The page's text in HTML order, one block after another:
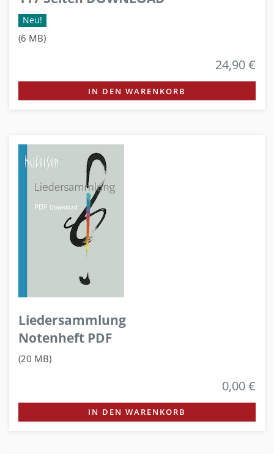
Neu!
(6 MB)
24,90 €
IN DEN WARENKORB
Liedersammlung
Notenheft PDF
(20 MB)
0,00 €
IN DEN WARENKORB